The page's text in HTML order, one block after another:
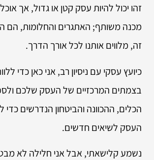
זהו יכול להיות עסק קטן או גדול, אך
מכנה משותף; האתגרים והחלומות, הם
זה, מלווים אותנו לכל אורך הדרך.
כיועץ עסקי עם ניסיון רב, אני כאן כדי
בצמתים המרכזיים של העסק שלכם
הכלים, ההכוונה והביטחון הנדרשים כדי
העסק לשיאים חדשים.
נשמע קלישאתי, אבל אני חלילה לא